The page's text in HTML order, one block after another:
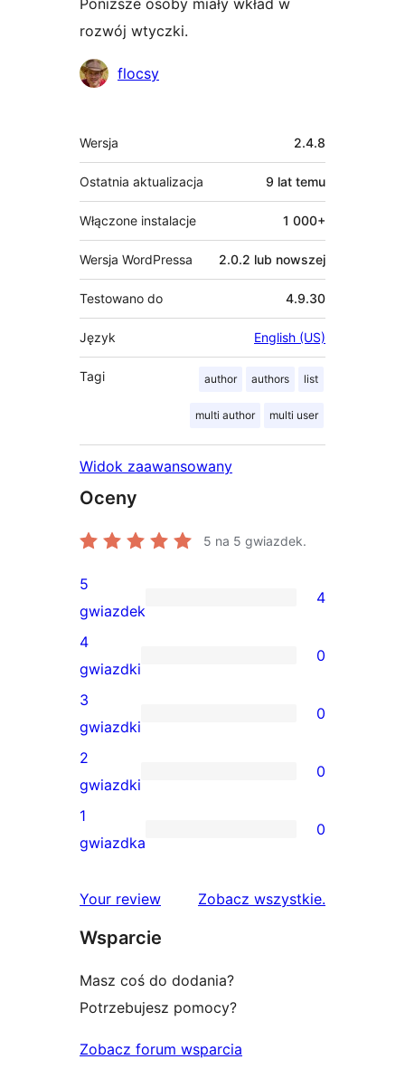
Poniższe osoby miały wkład w
rozwój wtyczki.
Zaangażowani
flocsy
Meta
Wersja 2.4.8
Ostatnia aktualizacja 9 lat temu
Włączone instalacje 1 000+
Wersja WordPressa 2.0.2 lub nowszej
Testowano do 4.9.30
Język English (US)
Tagi author authors list
multi author multi user
Widok zaawansowany
Oceny
5 na 5 gwiazdek.
4
recenzje
5-
gwiazdkowe
5
gwiazdek
4
0
recenzji
4-
gwiazdkowych
4
gwiazdki
0
0
recenzji
3-
gwiazdkowych
3
gwiazdki
0
0
recenzji
2-
2
gwiazdki
0
0
1-
1
gwiazdka
0
Your review Zobacz wszystkierecenzje
.
Wsparcie
Masz coś do dodania?
Potrzebujesz pomocy?
Zobacz forum wsparcia